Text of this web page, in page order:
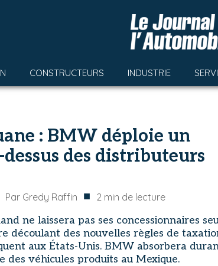
CONSTRUCTEURS INDUSTRIE
: BMW déploie un
des distributeurs
Par Gredy Raffin ■ 2 min de lecture
ne laissera pas ses concessionnaires
découlant des nouvelles règles de
aux États-Unis. BMW absorbera
des véhicules produits au Mexique.